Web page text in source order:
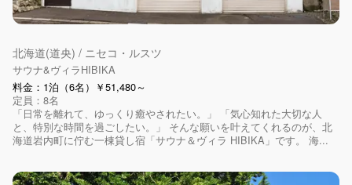
北海道(道央) / ニセコ・ルスツ
サウナ&ヴィラHIBIKA
料金：1泊（6名）￥51,480～
定員：8名
「日常を離れて、ゆっくり癒やされたい。」 「気心知れた大切な人
と、特別な時間を過ごしたい。」 そんな願いを叶えてくれるのが、北
海道岩内町に佇む一棟貸し宿「サウナ＆ヴィラ HIBIKA」です。 海...